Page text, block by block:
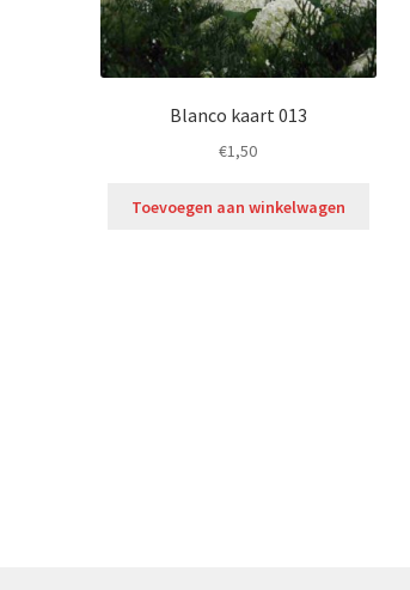
Blanco kaart 013
€1,50
Toevoegen aan winkelwagen